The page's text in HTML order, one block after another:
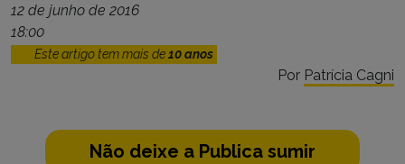
12 de junho de 2016
18:00
Este artigo tem mais de10 anos
Por Patrícia Cagni
Não deixe a Publica sumir